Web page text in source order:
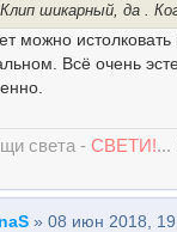
Клип шикарный, да .
можно истолковать
Всё очень
света - СВЕТИ!...
» 08 июн 2018,